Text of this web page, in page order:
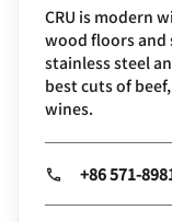
CRU is modern
wood floors
stainless steel
best cuts of
wines.
+86 571-